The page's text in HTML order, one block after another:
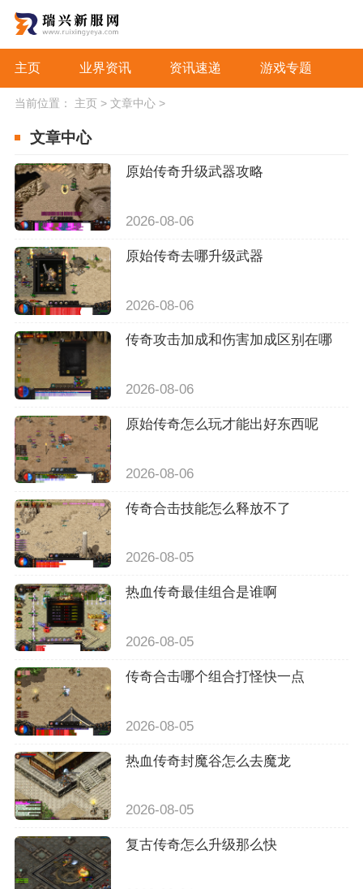
主页 业界资讯 资讯速递 游戏专题
当前位置： 主页> 文章中心>
文章中心
原始传奇升级武器攻略
2026-08-06
原始传奇去哪升级武器
2026-08-06
传奇攻击加成和伤害加成区别在哪
2026-08-06
原始传奇怎么玩才能出好东西呢
2026-08-06
传奇合击技能怎么释放不了
2026-08-05
热血传奇最佳组合是谁啊
2026-08-05
传奇合击哪个组合打怪快一点
2026-08-05
热血传奇封魔谷怎么去魔龙
2026-08-05
复古传奇怎么升级那么快